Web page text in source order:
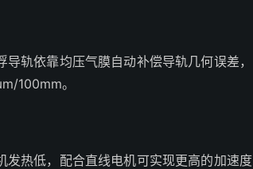
轨依靠均压气膜自动补偿导轨几何误差，
100mm。
热低，配合直线电机可实现更高的加速度